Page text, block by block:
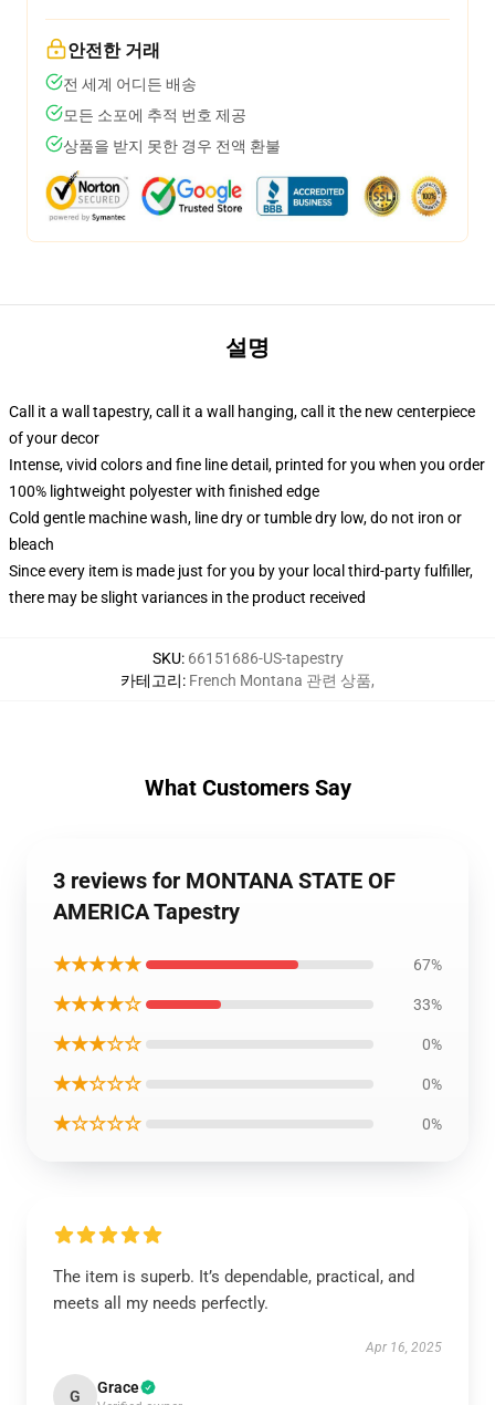
안전한 거래
전 세계 어디든 배송
모든 소포에 추적 번호 제공
상품을 받지 못한 경우 전액 환불
설명
Call it a wall tapestry, call it a wall hanging, call it the new centerpiece
of your decor
Intense, vivid colors and fine line detail, printed for you when you order
100% lightweight polyester with finished edge
Cold gentle machine wash, line dry or tumble dry low, do not iron or
bleach
Since every item is made just for you by your local third-party fulfiller,
there may be slight variances in the product received
SKU: 66151686-US-tapestry
카테고리: French Montana 관련 상품,
What Customers Say
3 reviews for MONTANA STATE OF
AMERICA Tapestry
★★★★★ 67%
★★★★☆ 33%
★★★☆☆ 0%
★★☆☆☆ 0%
★☆☆☆☆ 0%
The item is superb. It’s dependable, practical, and
meets all my needs perfectly.
Apr 16, 2025
G Grace